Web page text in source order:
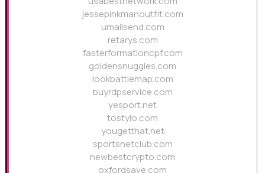
jessepinkmanoutfit.com
umailsend.com
retarys.com
fasterformationcpf.com
goldensnuggles.com
lookbattlemap.com
buyrdpservice.com
yesport.net
tostylo.com
yougetthat.net
sportsnetclub.com
newbestcrypto.com
oxfordsave.com